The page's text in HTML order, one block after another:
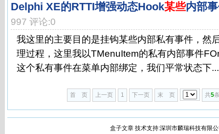
Delphi XE的RTTI增强动态Hook某些内部
997 评论:0
我这里的主要目的是挂钩某些内部私有事件，然
理过程，这里我以TMenuItem的私有内部事件
这个私有事件在菜单内部绑定，我们平常状态下...
首 页 上一页 1 下一页 末 页 共5
盒子文章 技术支持:深圳市麟瑞科技有限